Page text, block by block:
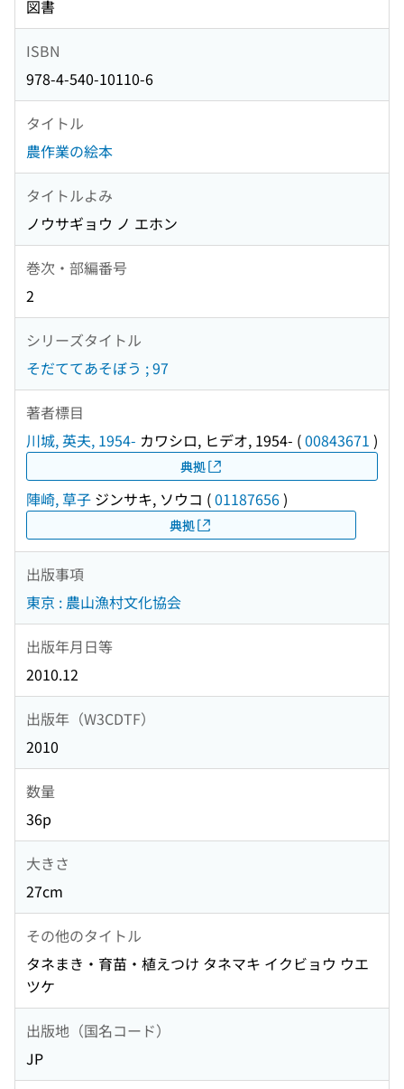
図書
ISBN
978-4-540-10110-6
タイトル
農作業の絵本
タイトルよみ
ノウサギョウ ノ エホン
巻次・部編番号
2
シリーズタイトル
そだててあそぼう ; 97
著者標目
川城, 英夫, 1954- カワシロ, ヒデオ, 1954- (00843671 )
典拠
陣崎, 草子 ジンサキ, ソウコ (01187656)
典拠
出版事項
東京 : 農山漁村文化協会
出版年月日等
2010.12
出版年（W3CDTF）
2010
数量
36p
大きさ
27cm
その他のタイトル
タネまき・育苗・植えつけ タネマキ イクビョウ ウエ
ツケ
出版地（国名コード）
JP